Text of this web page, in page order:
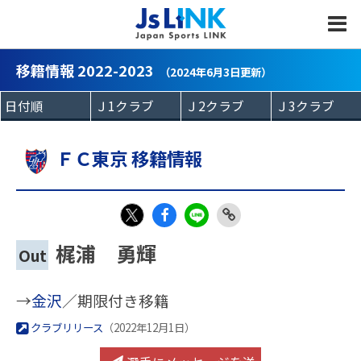
移籍情報 2022-2023 （2024年6月3日更新）
ＦＣ東京 移籍情報
X
eb
k
Out 梶浦 勇輝
→金沢／期限付き移籍
クラブリリース （2022年12月1日）